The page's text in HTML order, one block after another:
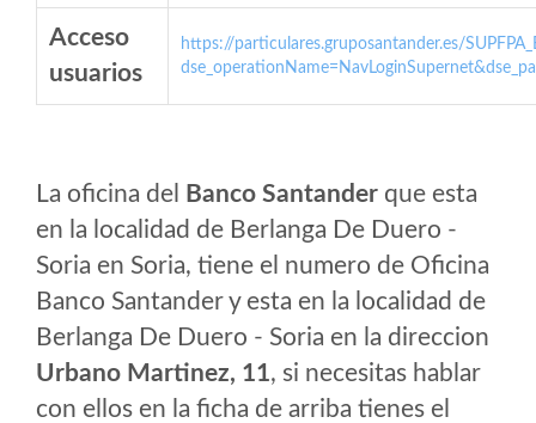
Acceso
usuarios
https://particulares.gruposantander.es/
La oficina del Banco Santander que esta
en la localidad de Berlanga De Duero -
Soria en Soria, tiene el numero de Oficina
Banco Santander y esta en la localidad de
Berlanga De Duero - Soria en la direccion
Urbano Martinez, 11, si necesitas hablar
con ellos en la ficha de arriba tienes el